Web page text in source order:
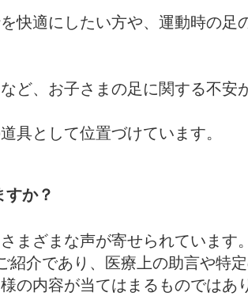
適にしたい方や、運動時の足
、お子さまの足に関する不安
具として位置づけています。
か？
まざまな声が寄せられています。
紹介であり、医療上の助言や特
内容が当てはまるものではあ